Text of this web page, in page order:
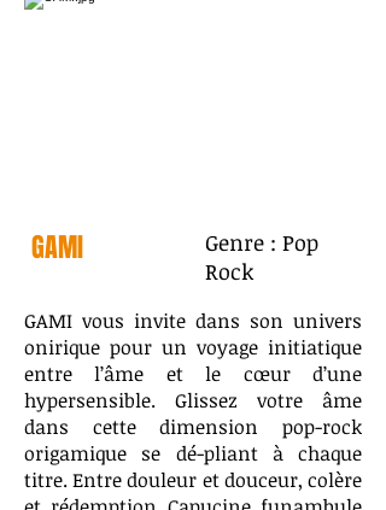
GAMI
Genre : Pop
Rock
GAMI vous invite dans son univers
onirique pour un voyage initiatique
entre l’âme et le cœur d’une
hypersensible. Glissez votre âme
dans cette dimension pop-rock
origamique se dé-pliant à chaque
titre. Entre douleur et douceur, colère